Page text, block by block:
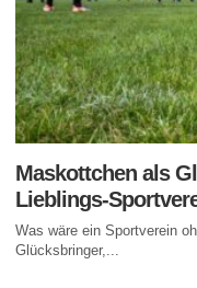
Maskottchen als
Lieblings-
Was wäre ein Sportverein
Glücksbringer,...